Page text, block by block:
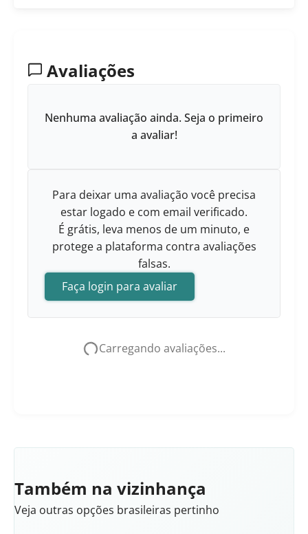
Avaliações
Nenhuma avaliação ainda. Seja o primeiro
a avaliar!
Para deixar uma avaliação você precisa
estar logado e com email verificado.
É grátis, leva menos de um minuto, e
protege a plataforma contra avaliações
falsas.
Faça login para avaliar
Carregando avaliações...
Também na vizinhança
Veja outras opções brasileiras pertinho